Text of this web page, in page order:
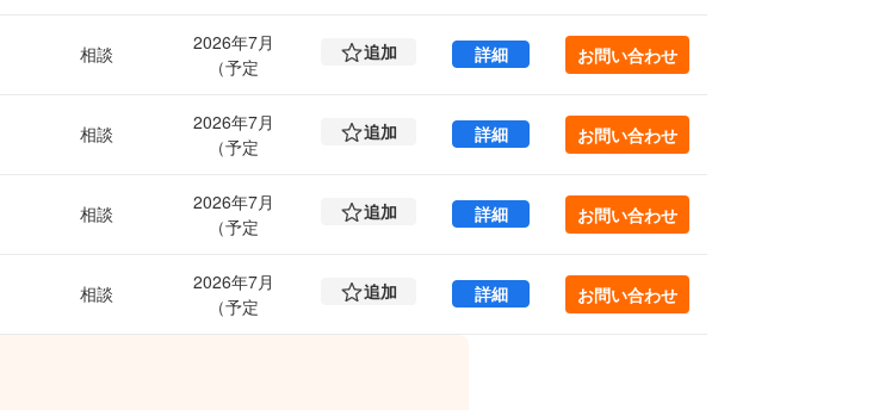
相談
2026年7月
（予定
追加 詳細KiGi AKIHABARA 8 (101.59㎡) ｜外神田エリア
お問い合わせ
相談
2026年7月
（予定
追加 詳細KiGi AKIHABARA 8 (101.59㎡) ｜外神田エリア
お問い合わせ
相談
2026年7月
（予定
追加 詳細KiGi AKIHABARA 9 (101.95㎡) ｜外神田エリア
お問い合わせ
相談
2026年7月
（予定
追加 詳細KiGi AKIHABARA 9 (101.95㎡) ｜外神田エリア
お問い合わせ